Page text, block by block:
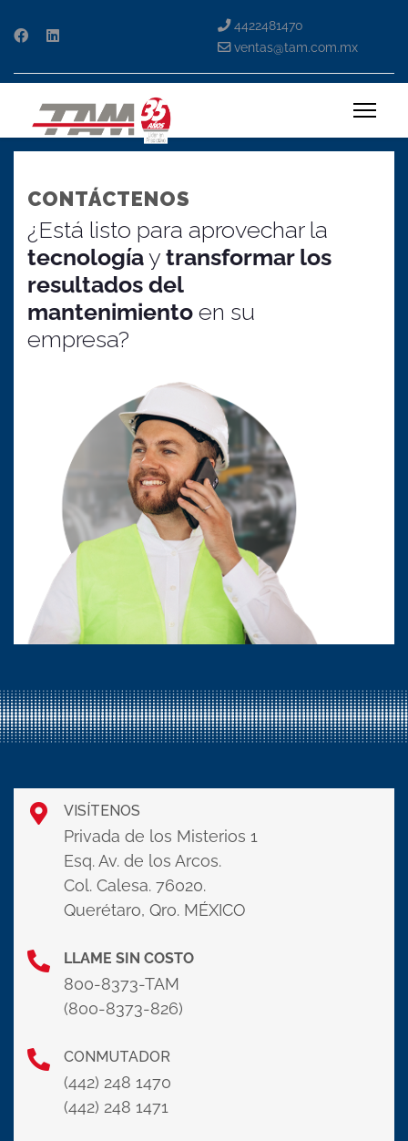
4422481470
ventas@tam.com.mx
CONTÁCTENOS
¿Está listo para aprovechar la
tecnologíay transformar los
resultados del
mantenimiento en su
empresa?
VISÍTENOS
Privada de los Misterios 1
Esq. Av. de los Arcos.
Col. Calesa. 76020.
Querétaro, Qro. MÉXICO
LLAME SIN COSTO
800-8373-TAM
(800-8373-826)
CONMUTADOR
(442) 248 1470
(442) 248 1471